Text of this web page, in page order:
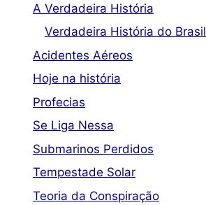
A Verdadeira História
Verdadeira História do Brasil
Acidentes Aéreos
Hoje na história
Profecias
Se Liga Nessa
Submarinos Perdidos
Tempestade Solar
Teoria da Conspiração